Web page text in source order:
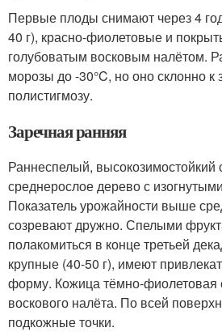
Первые плоды снимают через 4
40 г), красно-фиолетовые и
голубоватым восковым налётом.
морозы до -30°C, но оно склонно
полистигмозу.
Заречная ранняя
Раннеспелый, высокозимостойкий
среднерослое дерево с
Показатель урожайности выше
созревают дружно. Спелыми
полакомиться в конце третьей
крупные (40-50 г), имеют
форму. Кожица тёмно-фиолетовая
воскового налёта. По всей
подкожные точки.